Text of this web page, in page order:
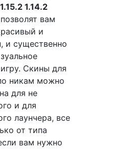
1.14.2
вам
и
и существенно
Скины для
никам можно
для не
и для
лаунчера, все
от типа
вам нужно